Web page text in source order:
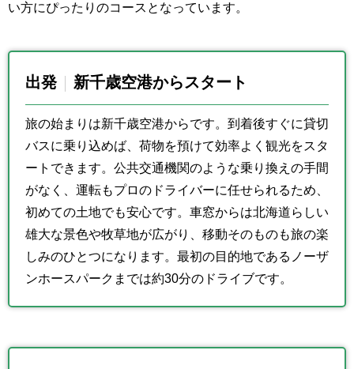
い方にぴったりのコースとなっています。
出発 新千歳空港からスタート
旅の始まりは新千歳空港からです。到着後すぐに貸切
バスに乗り込めば、荷物を預けて効率よく観光をスタ
ートできます。公共交通機関のような乗り換えの手間
がなく、運転もプロのドライバーに任せられるため、
初めての土地でも安心です。車窓からは北海道らしい
雄大な景色や牧草地が広がり、移動そのものも旅の楽
しみのひとつになります。最初の目的地であるノーザ
ンホースパークまでは約30分のドライブです。